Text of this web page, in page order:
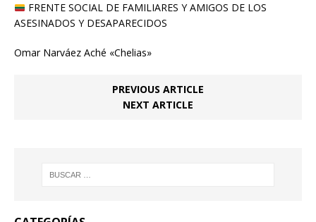
FRENTE SOCIAL DE FAMILIARES Y AMIGOS DE LOS
ASESINADOS Y DESAPARECIDOS
Omar Narváez Aché «Chelias»
PREVIOUS ARTICLE
NEXT ARTICLE